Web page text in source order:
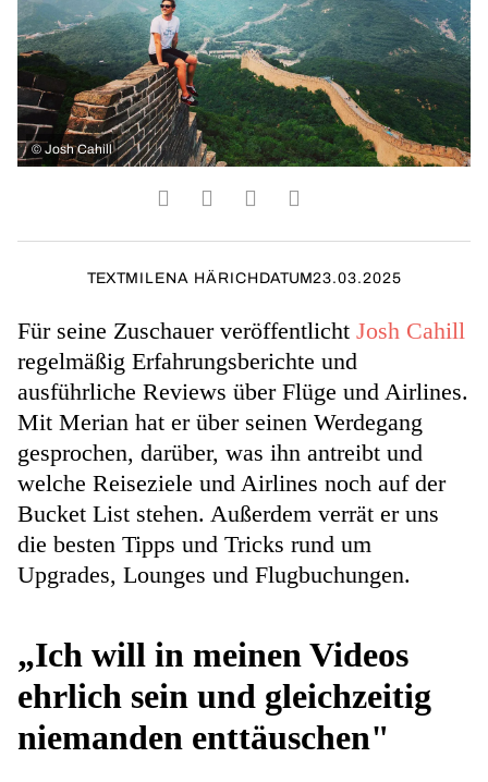
© Josh Cahill
TEXTMILENA HÄRICH DATUM23.03.2025
Für seine Zuschauer veröffentlicht Josh Cahill
regelmäßig Erfahrungsberichte und
ausführliche Reviews über Flüge und Airlines.
Mit Merian hat er über seinen Werdegang
gesprochen, darüber, was ihn antreibt und
welche Reiseziele und Airlines noch auf der
Bucket List stehen. Außerdem verrät er uns
die besten Tipps und Tricks rund um
Upgrades, Lounges und Flugbuchungen.
„Ich will in meinen Videos
ehrlich sein und gleichzeitig
niemanden enttäuschen"